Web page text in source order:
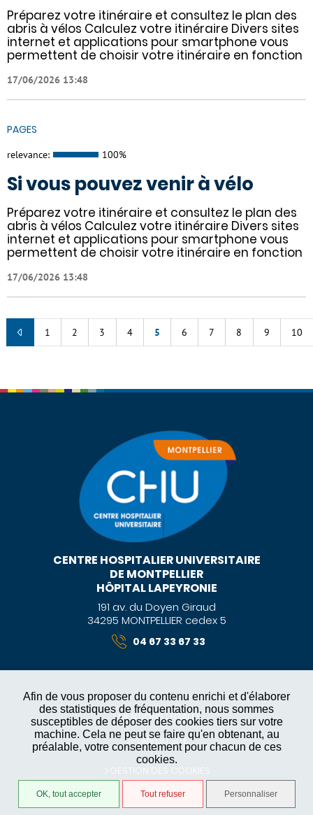
Afin de vous proposer du contenu enrichi et d'élaborer
des statistiques de fréquentation, nous sommes
susceptibles de déposer des cookies tiers sur votre
machine. Cela ne peut se faire qu'en obtenant, au
préalable, votre consentement pour chacun de ces
cookies.
OK, tout accepter Tout refuser Personnaliser
Préparez votre itinéraire et consultez le plan des
abris à vélos Calculez votre itinéraire Divers sites
internet et applications pour smartphone vous
permettent de choisir votre itinéraire en fonction
17/06/2026 13:48
PAGES
relevance: 100%
Si vous pouvez venir à vélo
Préparez votre itinéraire et consultez le plan des
abris à vélos Calculez votre itinéraire Divers sites
internet et applications pour smartphone vous
permettent de choisir votre itinéraire en fonction
17/06/2026 13:48
1 2 3 4 5 6 7 8 9 10
CENTRE HOSPITALIER UNIVERSITAIRE
DE MONTPELLIER
HÔPITAL LAPEYRONIE
191 av. du Doyen Giraud
34295 MONTPELLIER cedex 5
04 67 33 67 33
MENTIONS LÉGALES
PLAN DU SITE
GESTION DES COOKIES